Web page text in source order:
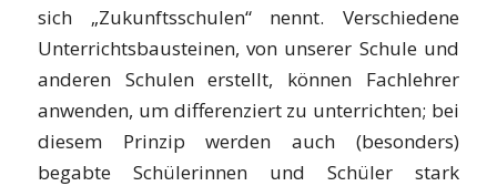
sich „Zukunftsschulen“ nennt. Verschiedene
Unterrichtsbausteinen, von unserer Schule und
anderen Schulen erstellt, können Fachlehrer
anwenden, um differenziert zu unterrichten; bei
diesem Prinzip werden auch (besonders)
begabte Schülerinnen und Schüler stark